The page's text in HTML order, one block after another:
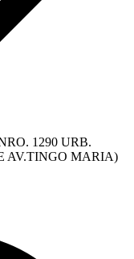
1290 URB.
AV.TINGO MARIA)